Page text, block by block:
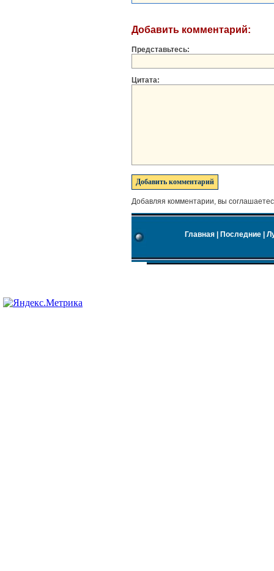
Добавить комментарий:
Представьтесь:
Цитата:
Добавляя комментарии, вы
Главная Последние